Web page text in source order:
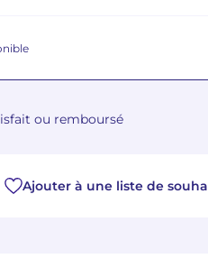
ou remboursé
Ajouter à une liste de